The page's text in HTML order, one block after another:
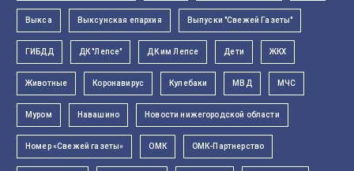
Выкса Выксунская епархия Выпуски "Свежей Газеты"
ГИБДД ДК "Лепсе" ДК им Лепсе Дети ЖКХ
Животные Коронавирус Кулебаки МВД МЧС
Муром Навашино Новости нижегородской области
Номер «Свежей газеты» ОМК ОМК-Партнерство